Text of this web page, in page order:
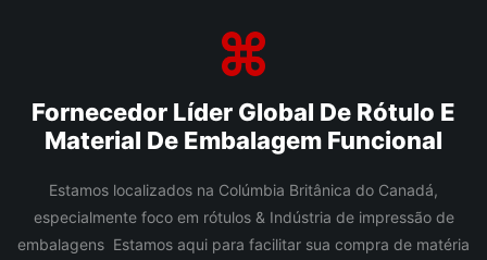
Fornecedor Líder Global De Rótulo E
Material De Embalagem Funcional
Estamos localizados na Colúmbia Britânica do Canadá,
especialmente foco em rótulos & Indústria de impressão de
embalagens Estamos aqui para facilitar sua compra de matéria